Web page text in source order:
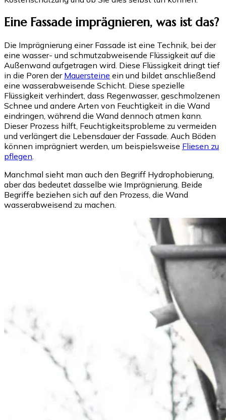
Eine Fassade imprägnieren, was ist das?
Die Imprägnierung einer Fassade ist eine Technik, bei der
eine wasser- und schmutzabweisende Flüssigkeit auf die
Außenwand aufgetragen wird. Diese Flüssigkeit dringt tief
in die Poren der Mauersteine ein und bildet anschließend
eine wasserabweisende Schicht. Diese spezielle
Flüssigkeit verhindert, dass Regenwasser, geschmolzenen
Schnee und andere Arten von Feuchtigkeit in die Wand
eindringen, während die Wand dennoch atmen kann.
Dieser Prozess hilft, Feuchtigkeitsprobleme zu vermeiden
und verlängert die Lebensdauer der Fassade. Auch Böden
können imprägniert werden, um beispielsweise Fliesen zu
pflegen
Manchmal sieht man auch den Begriff Hydrophobierung,
aber das bedeutet dasselbe wie Imprägnierung. Beide
Begriffe beziehen sich auf den Prozess, die Wand
wasserabweisend zu machen.